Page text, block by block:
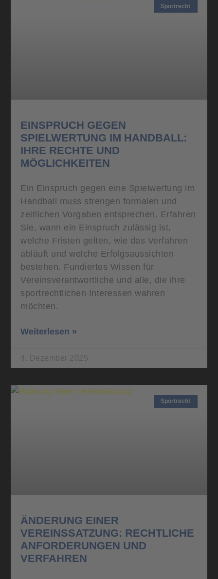
Sportrecht
EINSPRUCH GEGEN
SPIELWERTUNG IM HANDBALL:
IHRE RECHTE UND
MÖGLICHKEITEN
Ein Einspruch gegen eine Spielwertung im
Handball muss strengen formalen und
zeitlichen Vorgaben entsprechen. Erfahren
Sie, wann ein Einspruch zulässig ist,
welche Fristen gelten, wie das Verfahren
abläuft und welche Erfolgsaussichten
bestehen. Fundiertes Wissen für
Vereinsverantwortliche und alle, die ihre
sportrechtlichen Interessen wahren
möchten.
Weiterlesen »
4. Dezember 2025
Sportrecht
ÄNDERUNG EINER
VEREINSSATZUNG: RECHTLICHE
ANFORDERUNGEN UND
VERFAHREN